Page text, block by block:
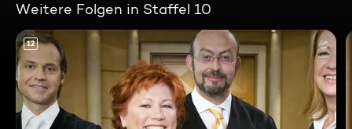
Weitere Folgen in Staffel 10
12